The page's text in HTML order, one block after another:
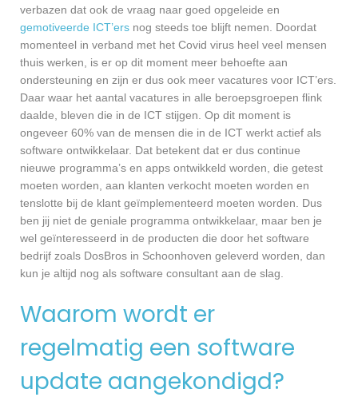
verbazen dat ook de vraag naar goed opgeleide en
gemotiveerde ICT’ers nog steeds toe blijft nemen. Doordat
momenteel in verband met het Covid virus heel veel mensen
thuis werken, is er op dit moment meer behoefte aan
ondersteuning en zijn er dus ook meer vacatures voor ICT’ers.
Daar waar het aantal vacatures in alle beroepsgroepen flink
daalde, bleven die in de ICT stijgen. Op dit moment is
ongeveer 60% van de mensen die in de ICT werkt actief als
software ontwikkelaar. Dat betekent dat er dus continue
nieuwe programma’s en apps ontwikkeld worden, die getest
moeten worden, aan klanten verkocht moeten worden en
tenslotte bij de klant geïmplementeerd moeten worden. Dus
ben jij niet de geniale programma ontwikkelaar, maar ben je
wel geïnteresseerd in de producten die door het software
bedrijf zoals DosBros in Schoonhoven geleverd worden, dan
kun je altijd nog als software consultant aan de slag.
Waarom wordt er
regelmatig een software
update aangekondigd?